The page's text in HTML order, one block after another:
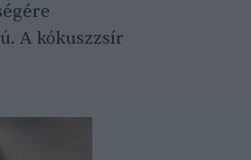
A kókuszzsír